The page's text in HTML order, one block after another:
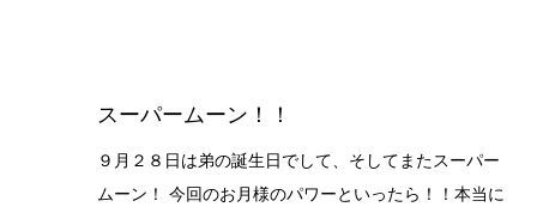
スーパームーン！！
９月２８日は弟の誕生日でして、そしてまたスーパー
ムーン！ 今回のお月様のパワーといったら！！本当に